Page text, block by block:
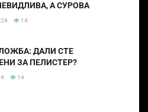
А СУРОВА
14
ДАЛИ СТЕ
ЗА ПЕЛИСТЕР?
14